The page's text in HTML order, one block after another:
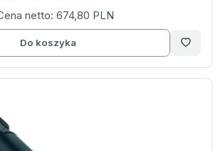
netto: 674,80 PLN
Do koszyka